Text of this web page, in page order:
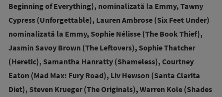
Beginning of Everything), nominalizată la Emmy, Tawny
Cypress (Unforgettable), Lauren Ambrose (Six Feet Under)
nominalizată la Emmy, Sophie Nélisse (The Book Thief),
Jasmin Savoy Brown (The Leftovers), Sophie Thatcher
(Heretic), Samantha Hanratty (Shameless), Courtney
Eaton (Mad Max: Fury Road), Liv Hewson (Santa Clarita
Diet), Steven Krueger (The Originals), Warren Kole (Shades